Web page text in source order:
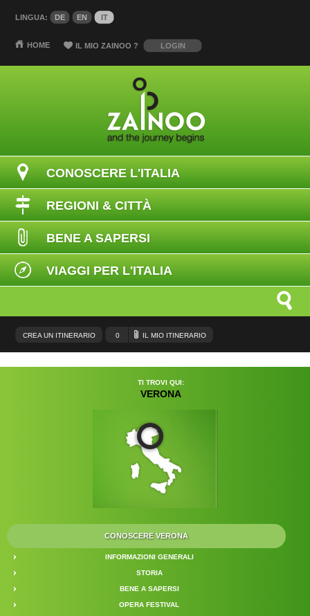
TI TROVI QUI:
VERONA
CONOSCERE VERONA
INFORMAZIONI GENERALI
STORIA
BENE A SAPERSI
OPERA FESTIVAL
LINGUA: DE EN IT
HOME IL MIO ZAINOO? LOGIN
CONOSCERE L'ITALIA
REGIONI & CITTÀ
BENE A SAPERSI
VIAGGI PER L'ITALIA
CREA UN ITINERARIO 0 IL MIO ITINERARIO